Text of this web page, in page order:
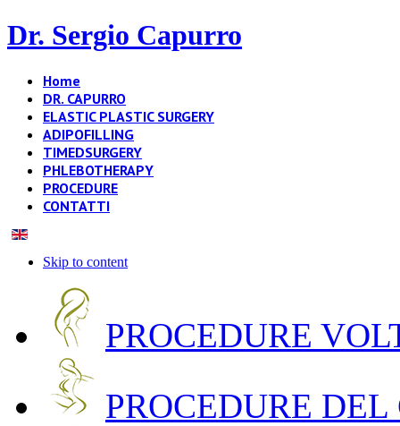
Dr. Sergio Capurro
Home
DR. CAPURRO
ELASTIC PLASTIC SURGERY
ADIPOFILLING
TIMEDSURGERY
PHLEBOTHERAPY
PROCEDURE
CONTATTI
Skip to content
PROCEDURE
PROCEDURE DEL